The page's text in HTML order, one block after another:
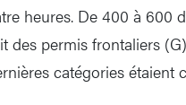
heures. De 400 à 600
des permis frontaliers
catégories étaient